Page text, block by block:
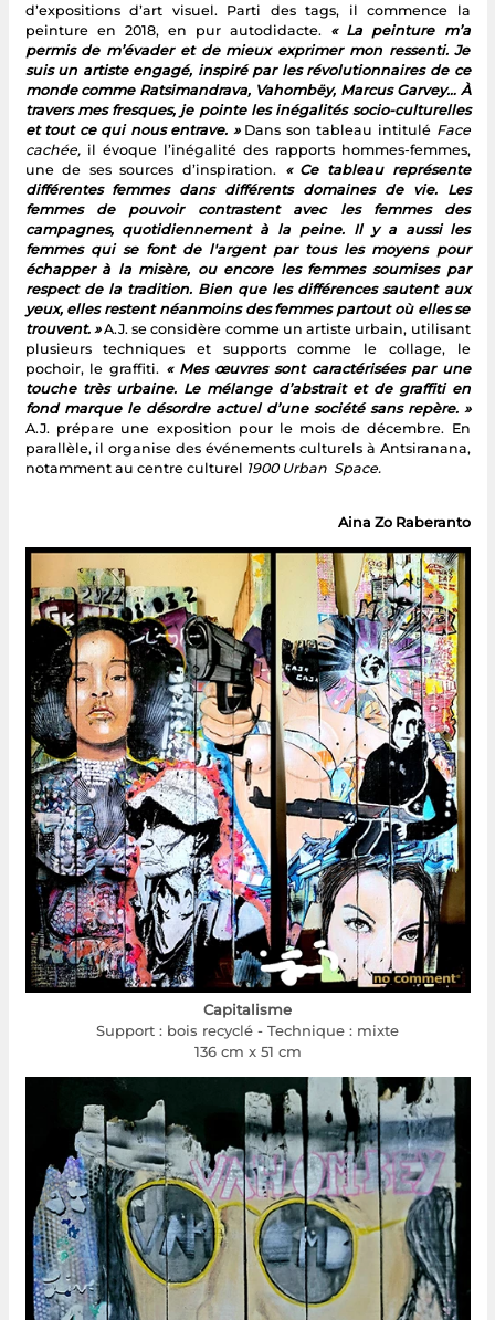
d’expositions d’art visuel. Parti des tags, il commence la
peinture en 2018, en pur autodidacte. « La peinture m’a
permis de m’évader et de mieux exprimer mon ressenti. Je
suis un artiste engagé, inspiré par les révolutionnaires de ce
monde comme Ratsimandrava, Vahombëy, Marcus Garvey… À
travers mes fresques, je pointe les inégalités socio-culturelles
et tout ce qui nous entrave. »Dans son tableau intitulé Face
cachée,il évoque l’inégalité des rapports hommes-femmes,
une de ses sources d’inspiration. « Ce tableau représente
différentes femmes dans différents domaines de vie. Les
femmes de pouvoir contrastent avec les femmes des
campagnes, quotidiennement à la peine. Il y a aussi les
femmes qui se font de l'argent par tous les moyens pour
échapper à la misère, ou encore les femmes soumises par
respect de la tradition. Bien que les différences sautent aux
yeux, elles restent néanmoins des femmes partout où elles se
trouvent. » A.J. se considère comme un artiste urbain, utilisant
plusieurs techniques et supports comme le collage, le
pochoir, le graffiti. « Mes œuvres sont caractérisées par une
touche très urbaine. Le mélange d’abstrait et de graffiti en
fond marque le désordre actuel d’une société sans repère. »
A.J. prépare une exposition pour le mois de décembre. En
parallèle, il organise des événements culturels à Antsiranana,
notamment au centre culturel 1900 Urban Space.
Aina Zo Raberanto
Capitalisme
Support : bois recyclé - Technique : mixte
136 cm x 51 cm